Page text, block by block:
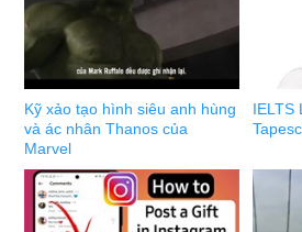
Kỹ xảo tạo hình siêu anh hùng
và ác nhân Thanos của
Marvel
IELTS